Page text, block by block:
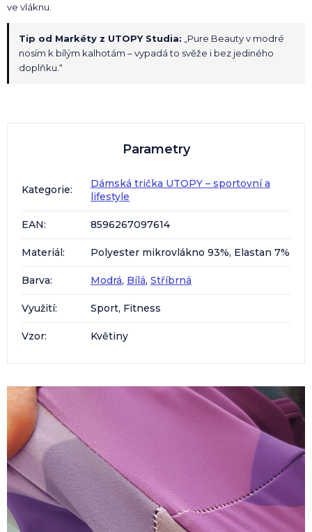
ve vláknu.
Tip od Markéty z UTOPY Studia: „Pure Beauty v modré
nosím k bílým kalhotám – vypadá to svěže i bez jediného
doplňku.“
Parametry
Kategorie:
Dámská trička UTOPY – sportovní a
lifestyle
EAN: 8596267097614
Materiál: Polyester mikrovlákno 93%, Elastan 7%
Barva: Modrá, Bílá, Stříbrná
Využití: Sport, Fitness
Vzor: Květiny